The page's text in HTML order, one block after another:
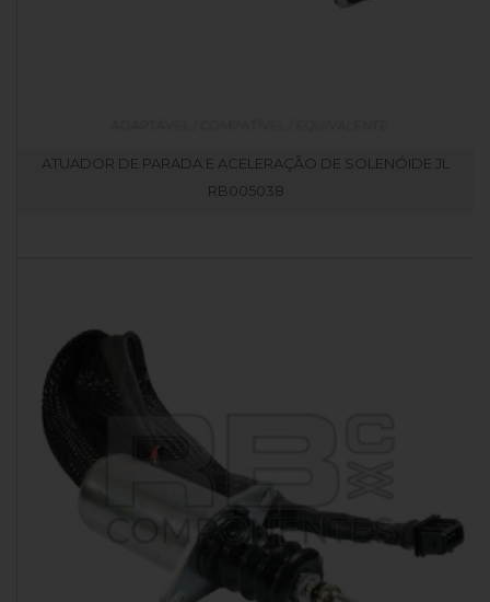
ATUADOR DE PARADA E ACELERAÇÃO DE SOLENÓIDE JL
RB005038